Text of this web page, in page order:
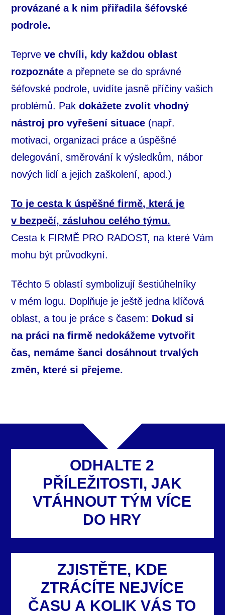
provázané a k nim přiřadila šéfovské
podrole.
Teprveve chvíli, kdy každou oblast
rozpoznáte a přepnete se do správné
šéfovské podrole, uvidíte jasně příčiny vašich
problémů. Pakdokážete zvolit vhodný
nástroj pro vyřešení situace (např.
motivaci, organizaci práce a úspěšné
delegování, směrování k výsledkům, nábor
nových lidí a jejich zaškolení, apod.)
To je cesta k úspěšné firmě, která je
v bezpečí, zásluhou celého týmu.
Cesta k FIRMĚ PRO RADOST, na které Vám
mohu být průvodkyní.
Těchto 5 oblastí symbolizují šestiúhelníky
v mém logu. Doplňuje je ještě jedna klíčová
oblast, a tou je práce s časem: Dokud si
na práci na firmě nedokážeme vytvořit
čas, nemáme šanci dosáhnout trvalých
změn, které si přejeme.
ODHALTE 2
PŘÍLEŽITOSTI, JAK
VTÁHNOUT TÝM VÍCE
DO HRY
ZJISTĚTE, KDE
ZTRÁCÍTE NEJVÍCE
ČASU A KOLIK VÁS TO